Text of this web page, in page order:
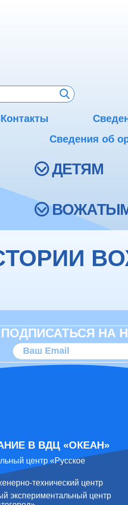
Контакты
Сведения об
ДЕТЯМ
ПОДПИСАТЬСЯ НА
В ВДЦ «ОКЕАН»
центр «Русское
технический центр
экспериментальный центр